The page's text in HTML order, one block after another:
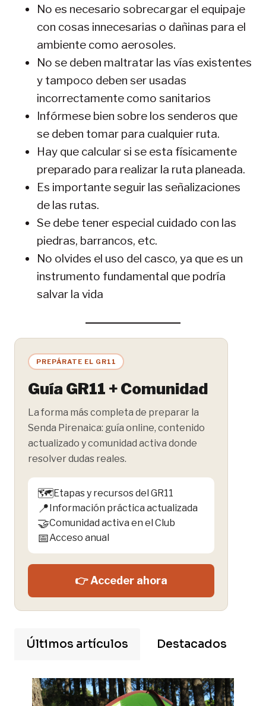
No es necesario sobrecargar el equipaje
con cosas innecesarias o dañinas para el
ambiente como aerosoles.
No se deben maltratar las vías existentes
y tampoco deben ser usadas
incorrectamente como sanitarios
Infórmese bien sobre los senderos que
se deben tomar para cualquier ruta.
Hay que calcular si se esta físicamente
preparado para realizar la ruta planeada.
Es importante seguir las señalizaciones
de las rutas.
Se debe tener especial cuidado con las
piedras, barrancos, etc.
No olvides el uso del casco, ya que es un
instrumento fundamental que podría
salvar la vida
PREPÁRATE EL GR11
Guía GR11 + Comunidad
La forma más completa de preparar la
Senda Pirenaica: guía online, contenido
actualizado y comunidad activa donde
resolver dudas reales.
🗺️Etapas y recursos del GR11
📍Información práctica actualizada
🤝Comunidad activa en el Club
📅Acceso anual
👉 Acceder ahora
Últimos artículos Destacados